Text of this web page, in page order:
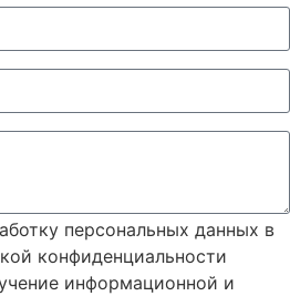
персональных данных в
конфиденциальности
информационной и